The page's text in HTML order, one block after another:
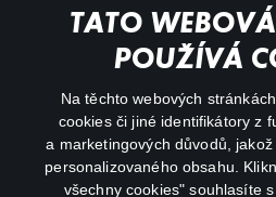
TATO
POUŽÍVÁ
Na těchto webových
cookies či jiné identifikátory z
a marketingových důvodů,
personalizovaného obsahu.
všechny cookies" souhlasíte
Můj účet
Důležité odkazy
facebook